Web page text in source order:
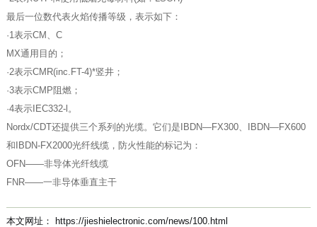
最后一位数代表火焰传播等级，表示如下：
·1表示CM、C
MX通用目的；
·2表示CMR(inc.FT-4)*竖井；
·3表示CMP阻燃；
·4表示IEC332-l。
Nordx/CDT还提供三个系列的光缆。它们是IBDN—FX300、IBDN—FX600
和IBDN-FX2000光纤线缆，防火性能的标记为：
OFN——非导体光纤线缆
FNR——一非导体垂直主干
本文网址： https://jieshielectronic.com/news/100.html